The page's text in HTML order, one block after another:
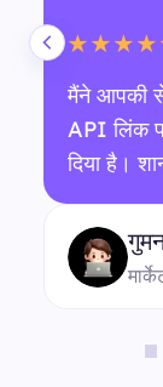
मैंने आपकी
API लिंक
दिया है।